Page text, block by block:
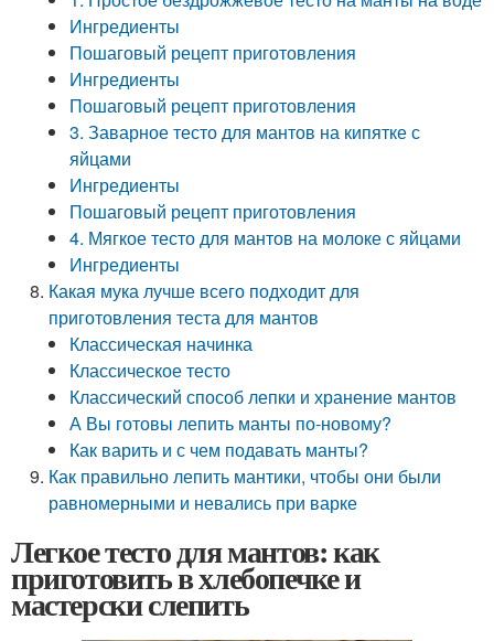
Ингредиенты
Пошаговый рецепт приготовления
Ингредиенты
Пошаговый рецепт приготовления
3. Заварное тесто для мантов на кипятке с
яйцами
Ингредиенты
Пошаговый рецепт приготовления
4. Мягкое тесто для мантов на молоке с яйцами
Ингредиенты
Какая мука лучше всего подходит для
приготовления теста для мантов
Классическая начинка
Классическое тесто
Классический способ лепки и хранение мантов
А Вы готовы лепить манты по-новому?
Как варить и с чем подавать манты?
Как правильно лепить мантики, чтобы они были
равномерными и невались при варке
Легкое тесто для мантов: как
приготовить в хлебопечке и
мастерски слепить